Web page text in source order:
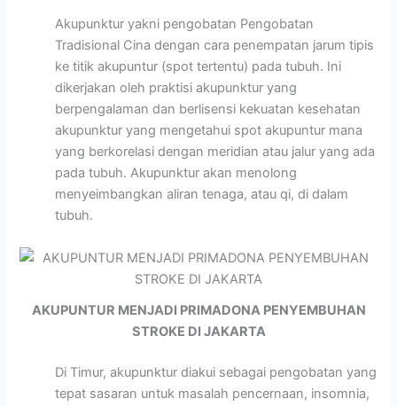
Akupunktur yakni pengobatan Pengobatan
Tradisional Cina dengan cara penempatan jarum tipis
ke titik akupuntur (spot tertentu) pada tubuh. Ini
dikerjakan oleh praktisi akupunktur yang
berpengalaman dan berlisensi kekuatan kesehatan
akupunktur yang mengetahui spot akupuntur mana
yang berkorelasi dengan meridian atau jalur yang ada
pada tubuh. Akupunktur akan menolong
menyeimbangkan aliran tenaga, atau qi, di dalam
tubuh.
AKUPUNTUR MENJADI PRIMADONA PENYEMBUHAN
STROKE DI JAKARTA
Di Timur, akupunktur diakui sebagai pengobatan yang
tepat sasaran untuk masalah pencernaan, insomnia,